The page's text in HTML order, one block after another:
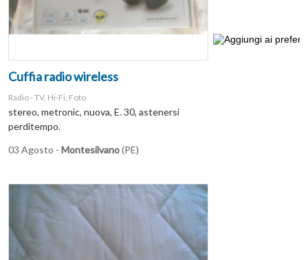
Cuffia radio wireless
Radio - TV, Hi-Fi, Foto
stereo, metronic, nuova, E. 30, astenersi
perditempo.
03 Agosto - Montesilvano(PE)